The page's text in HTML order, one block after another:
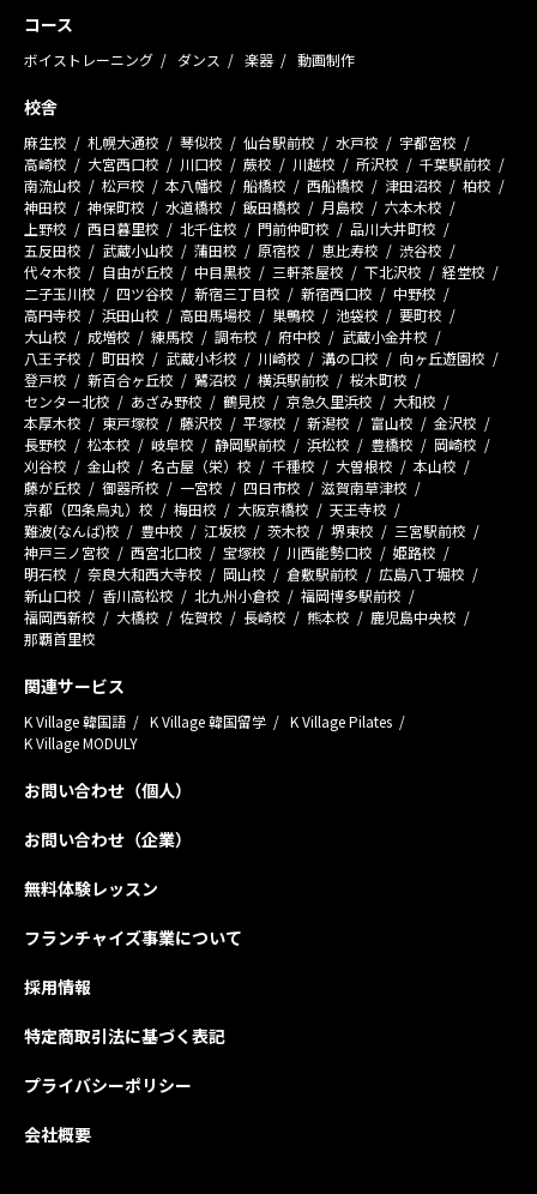
コース
ボイストレーニング ダンス 楽器 動画制作
校舎
麻生校 札幌大通校 琴似校 仙台駅前校 水戸校
宇都宮校
高崎校
大宮西口校 川口校 蕨校 川越校 所沢校
千葉駅前校
南流山校
松戸校 本八幡校 船橋校 西船橋校 津田沼校
柏校
神田校
神保町校 水道橋校 飯田橋校 月島校
六本木校
上野校
西日暮里校 北千住校 門前仲町校
品川大井町校
五反田校
武蔵小山校 蒲田校 原宿校 恵比寿校
渋谷校
代々木校
自由が丘校 中目黒校 三軒茶屋校 下北沢校
経堂校
二子玉川校
四ツ谷校 新宿三丁目校 新宿西口校
中野校
高円寺校
浜田山校 高田馬場校 巣鴨校 池袋校
要町校
大山校
成増校 練馬校 調布校 府中校
武蔵小金井校
八王子校
町田校 武蔵小杉校 川崎校 溝の口校
向ヶ丘遊園校
登戸校
新百合ヶ丘校 鷺沼校 横浜駅前校
桜木町校
センター北校
あざみ野校 鶴見校 京急久里浜校
大和校
本厚木校
東戸塚校 藤沢校 平塚校 新潟校 富山校
金沢校
長野校
松本校 岐阜校 静岡駅前校 浜松校 豊橋校
岡崎校
刈谷校
金山校 名古屋（栄）校 千種校 大曽根校
本山校
藤が丘校
御器所校 一宮校 四日市校
滋賀南草津校
京都（四条烏丸）校
梅田校 大阪京橋校
天王寺校
難波(なんば)校
豊中校 江坂校 茨木校 堺東校
三宮駅前校
神戸三ノ宮校
西宮北口校 宝塚校 川西能勢口校
姫路校
明石校
奈良大和西大寺校 岡山校 倉敷駅前校
広島八丁堀校
新山口校
香川高松校 北九州小倉校
福岡博多駅前校
福岡西新校
大橋校 佐賀校 長崎校 熊本校
鹿児島中央校
那覇首里校
関連サービス
K Village 韓国語 K Village 韓国留学
K Village Pilates
K Village MODULY
お問い合わせ（個人）
お問い合わせ（企業）
無料体験レッスン
フランチャイズ事業について
採用情報
特定商取引法に基づく表記
プライバシーポリシー
会社概要